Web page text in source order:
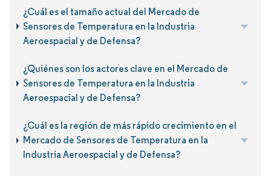
¿Cuál es el tamaño actual del Mercado de
Sensores de Temperatura en la Industria
Aeroespacial y de Defensa?
¿Quiénes son los actores clave en el Mercado de
Sensores de Temperatura en la Industria
Aeroespacial y de Defensa?
¿Cuál es la región de más rápido crecimiento en el
Mercado de Sensores de Temperatura en la
Industria Aeroespacial y de Defensa?